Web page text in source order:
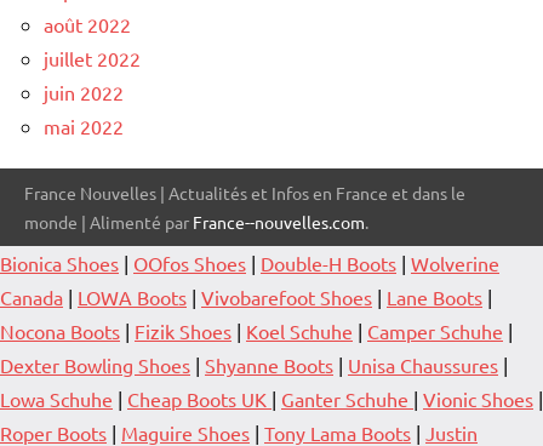
août 2022
juillet 2022
juin 2022
mai 2022
France Nouvelles | Actualités et Infos en France et dans le
monde | Alimenté par France--nouvelles.com.
Bionica Shoes | OOfos Shoes | Double-H Boots | Wolverine
Canada | LOWA Boots | Vivobarefoot Shoes | Lane Boots |
Nocona Boots | Fizik Shoes | Koel Schuhe | Camper Schuhe |
Dexter Bowling Shoes | Shyanne Boots | Unisa Chaussures |
Lowa Schuhe | Cheap Boots UK | Ganter Schuhe | Vionic Shoes |
Roper Boots | Maguire Shoes | Tony Lama Boots | Justin